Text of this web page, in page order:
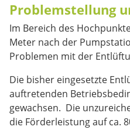
Problemstellung
Im Bereich des
Meter nach der
Problemen mit der
Die bisher eingesetzte
auftretenden
gewachsen. Die
die Förderleistung auf ca.